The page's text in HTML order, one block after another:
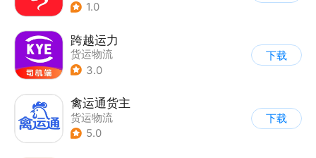
1.0
跨越运力
货运物流
3.0
下载
禽运通货主
货运物流
5.0
下载